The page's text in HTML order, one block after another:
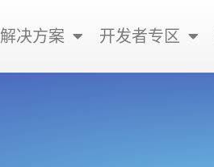
解决方案 开发者专区